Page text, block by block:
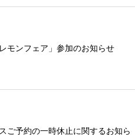
モンフェア」参加のお知らせ
ご予約の一時休止に関するお知ら